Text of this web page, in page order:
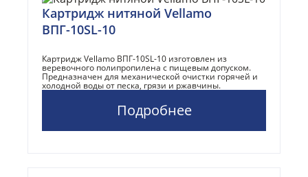
Картридж нитяной Vellamo
ВПГ-10SL-10
Картридж Vellamo ВПГ-10SL-10 изготовлен из
веревочного полипропилена с пищевым допуском.
Предназначен для механической очистки горячей и
холодной воды от песка, грязи и ржавчины.
Подробнее